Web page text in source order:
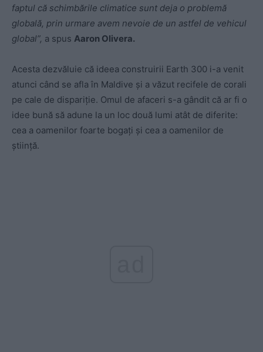
faptul că schimbările climatice sunt deja o problemă
globală, prin urmare avem nevoie de un astfel de vehicul
global”, a spus Aaron Olivera.
Acesta dezvăluie că ideea construirii Earth 300 i-a venit
atunci când se afla în Maldive şi a văzut recifele de corali
pe cale de dispariţie. Omul de afaceri s-a gândit că ar fi o
idee bună să adune la un loc două lumi atât de diferite:
cea a oamenilor foarte bogaţi şi cea a oamenilor de
ştiinţă.